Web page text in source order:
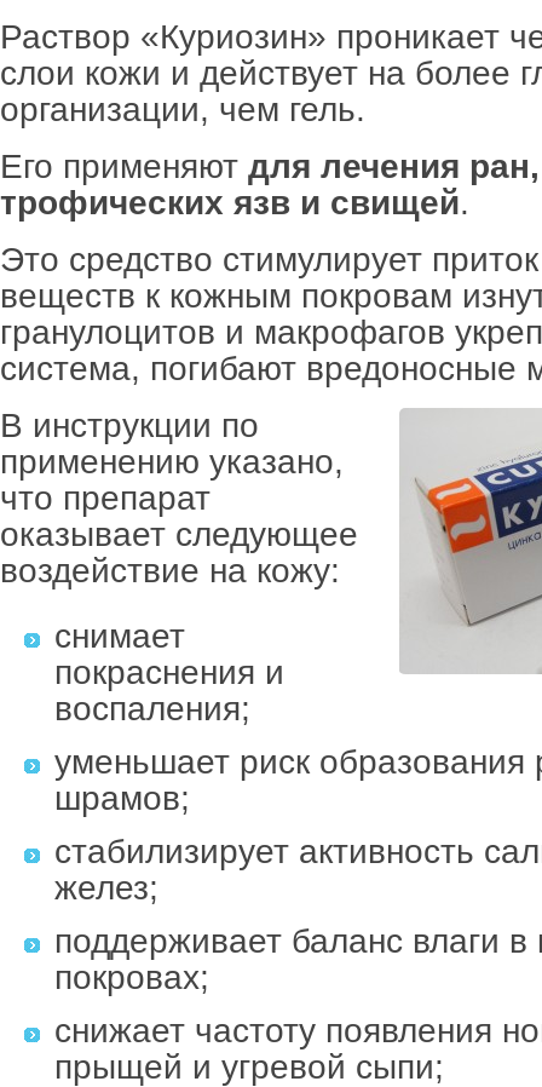
Раствор «Куриозин» проникает
слои кожи и действует на более
организации, чем гель.
Его применяют для лечения
трофических язв и свищей.
Это средство стимулирует
веществ к кожным покровам
гранулоцитов и макрофагов
система, погибают вредоносные
В инструкции по
применению указано,
что препарат
оказывает следующее
воздействие на кожу:
снимает
покраснения и
воспаления;
уменьшает риск образования
шрамов;
стабилизирует активность
желез;
поддерживает баланс влаги в
покровах;
снижает частоту появления
прыщей и угревой сыпи;